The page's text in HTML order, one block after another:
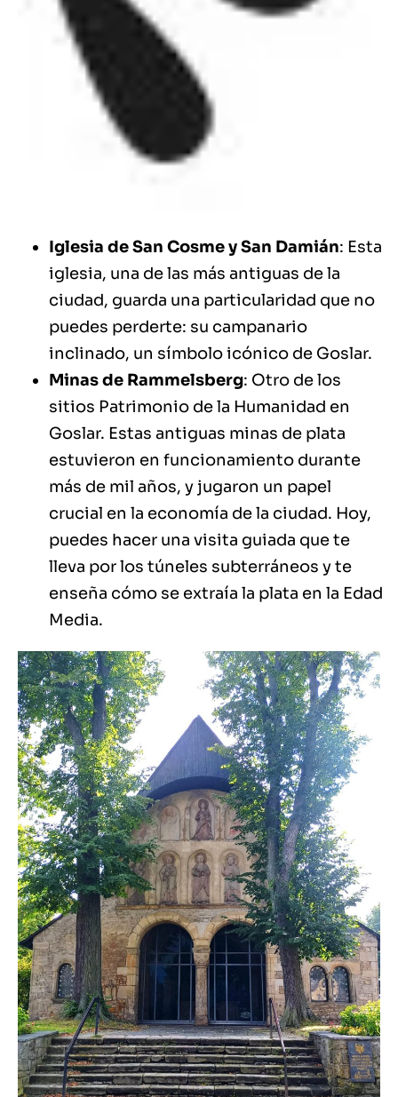
Iglesia de San Cosme y San Damián: Esta
iglesia, una de las más antiguas de la
ciudad, guarda una particularidad que no
puedes perderte: su campanario
inclinado, un símbolo icónico de Goslar.
Minas de Rammelsberg: Otro de los
sitios Patrimonio de la Humanidad en
Goslar. Estas antiguas minas de plata
estuvieron en funcionamiento durante
más de mil años, y jugaron un papel
crucial en la economía de la ciudad. Hoy,
puedes hacer una visita guiada que te
lleva por los túneles subterráneos y te
enseña cómo se extraía la plata en la Edad
Media.